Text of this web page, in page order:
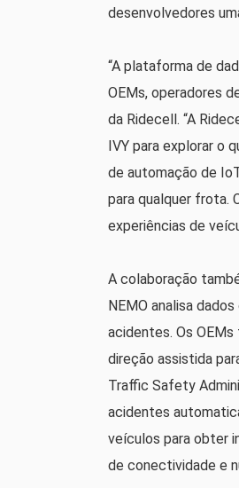
desenvolvedores
“A plataforma de
OEMs, operadores
da Ridecell. “A
IVY para explorar o
de automação de
para qualquer frota.
experiências de
A colaboração
NEMO analisa
acidentes. Os
direção assistida
Traffic Safety
acidentes
veículos para obter
de conectividade e